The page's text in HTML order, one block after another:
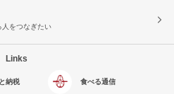
人をつなぎたい
Links
納税 食べる通信